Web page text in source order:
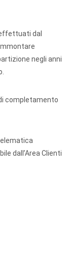
dal
negli anni
completamento
dall’Area Clienti